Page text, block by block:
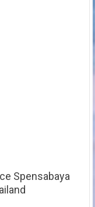
Spensabaya